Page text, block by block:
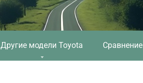
Другие модели Toyota Сравнение